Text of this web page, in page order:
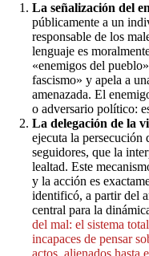
La señalización del
públicamente a un
responsable de los
lenguaje es
«enemigos del
fascismo» y apela a
amenazada. El
o adversario político:
La delegación de la
ejecuta la persecución
seguidores, que la
lealtad. Este
y la acción es
identificó, a partir del
central para la
del mal: el sistema
incapaces de pensar